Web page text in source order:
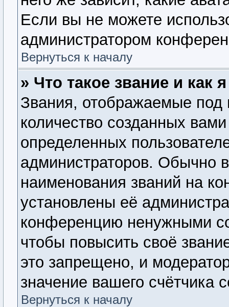
Если вы не можете
администратором
Вернуться к началу
» Что такое звание и как
Звания, отображаемые
количество созданных
определенных
администраторов. Обычно
наименования званий на
установлены её
конференцию ненужными
чтобы повысить своё
это запрещено, и
значение вашего счётчика
Вернуться к началу